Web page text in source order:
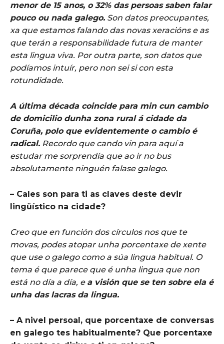
menor de 15 anos, o 32% das persoas saben falar
pouco ou nada galego. Son datos preocupantes,
xa que estamos falando das novas xeracións e as
que terán a responsabilidade futura de manter
esta lingua viva. Por outra parte, son datos que
podíamos intuír, pero non sei si con esta
rotundidade.
A última década coincide para min cun cambio
de domicilio dunha zona rural á cidade da
Coruña, polo que evidentemente o cambio é
radical. Recordo que cando vin para aquí a
estudar me sorprendía que ao ir no bus
absolutamente ninguén falase galego.
– Cales son para ti as claves deste devir
lingüístico na cidade?
Creo que en función dos círculos nos que te
movas, podes atopar unha porcentaxe de xente
que use o galego como a súa lingua habitual. O
tema é que parece que é unha lingua que non
está no día a día, e a visión que se ten sobre ela é
unha das lacras da lingua.
– A nivel persoal, que porcentaxe de conversas
en galego tes habitualmente? Que porcentaxe